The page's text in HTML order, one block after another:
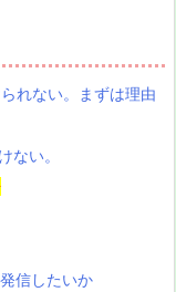
れない。まずは理由
ない。
信したいか